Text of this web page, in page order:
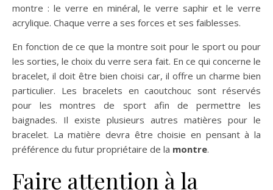
montre : le verre en minéral, le verre saphir et le verre
acrylique. Chaque verre a ses forces et ses faiblesses.
En fonction de ce que la montre soit pour le sport ou pour
les sorties, le choix du verre sera fait. En ce qui concerne le
bracelet, il doit être bien choisi car, il offre un charme bien
particulier. Les bracelets en caoutchouc sont réservés
pour les montres de sport afin de permettre les
baignades. Il existe plusieurs autres matières pour le
bracelet. La matière devra être choisie en pensant à la
préférence du futur propriétaire de la montre.
Faire attention à la